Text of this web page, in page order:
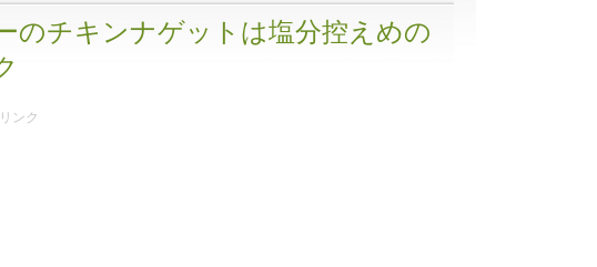
のチキンナゲットは塩分控えめの
ンク